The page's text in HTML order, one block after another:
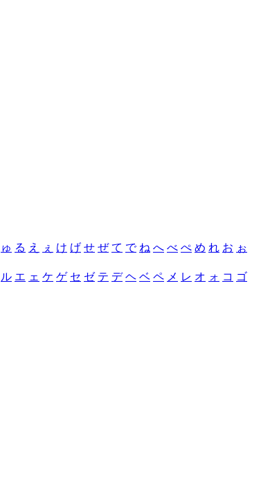
ゅ る え ぇ け げ せ ぜ て で ね へ べ ぺ め れ お ぉ
ル エ ェ ケ ゲ セ ゼ テ デ ヘ ベ ペ メ レ オ ォ コ ゴ